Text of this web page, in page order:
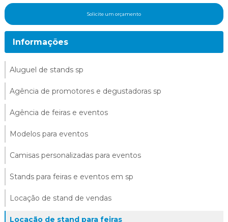
Solicite um orçamento
Informações
Aluguel de stands sp
Agência de promotores e degustadoras sp
Agência de feiras e eventos
Modelos para eventos
Camisas personalizadas para eventos
Stands para feiras e eventos em sp
Locação de stand de vendas
Locação de stand para feiras